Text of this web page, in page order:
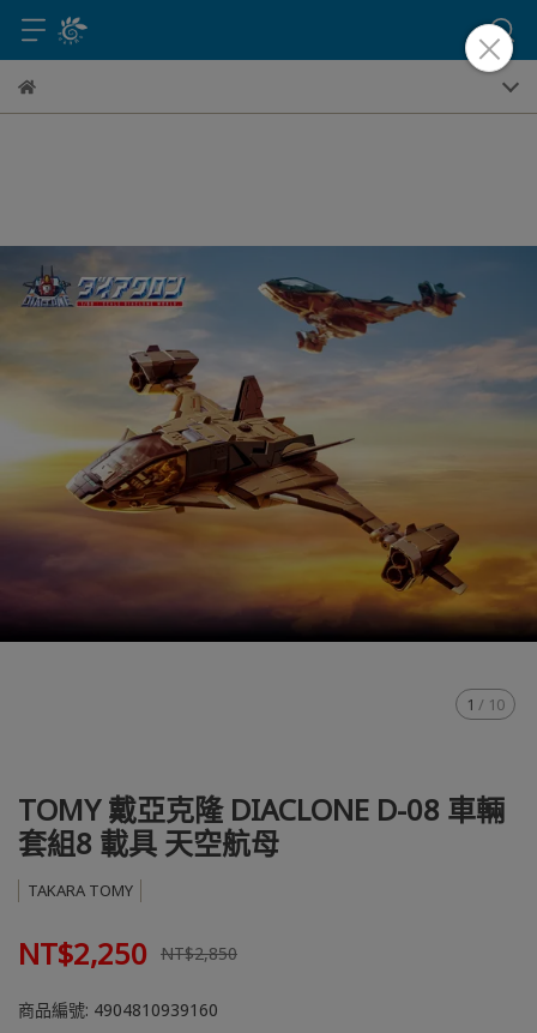
1 / 10
TOMY 戴亞克隆 DIACLONE D-08 車輛
套組8 載具 天空航母
TAKARA TOMY
NT$2,250 NT$2,850
商品編號: 4904810939160